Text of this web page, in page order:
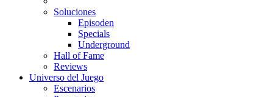
Soluciones
Episoden
Specials
Underground
Hall of Fame
Reviews
Universo del Juego
Escenarios